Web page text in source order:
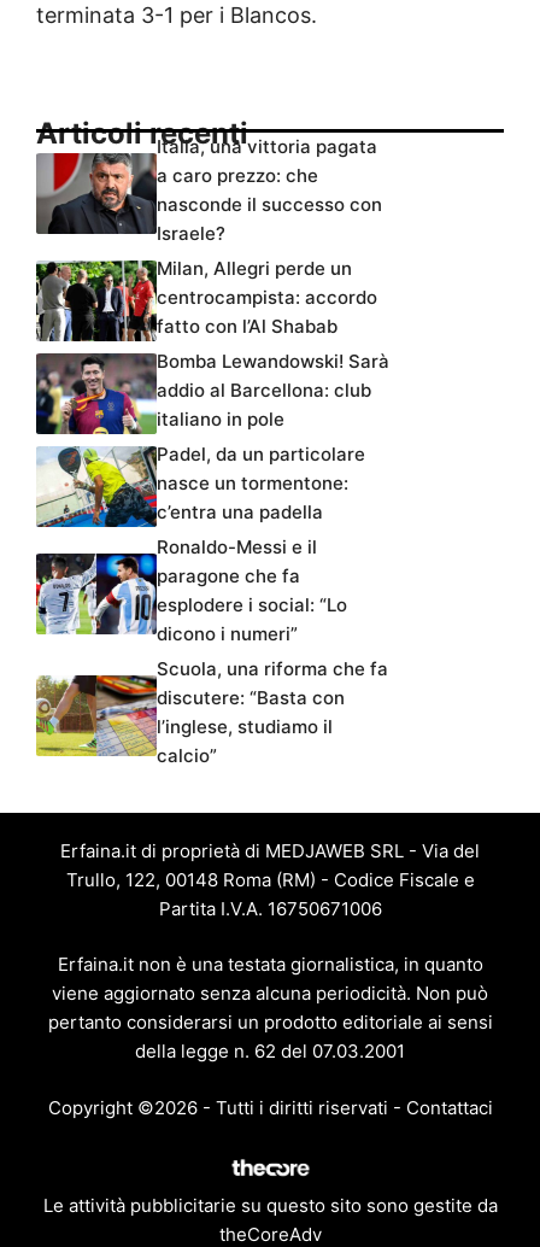
terminata 3-1 per i Blancos.
Articoli recentiItalia, una vittoria pagata
a caro prezzo: che
nasconde il successo con
Israele?
Milan, Allegri perde un
centrocampista: accordo
fatto con l’Al Shabab
Bomba Lewandowski! Sarà
addio al Barcellona: club
italiano in pole
Padel, da un particolare
nasce un tormentone:
c’entra una padella
Ronaldo-Messi e il
paragone che fa
esplodere i social: “Lo
dicono i numeri”
Scuola, una riforma che fa
discutere: “Basta con
l’inglese, studiamo il
calcio”
Erfaina.it di proprietà di MEDJAWEB SRL - Via del
Trullo, 122, 00148 Roma (RM) - Codice Fiscale e
Partita I.V.A. 16750671006
Erfaina.it non è una testata giornalistica, in quanto
viene aggiornato senza alcuna periodicità. Non può
pertanto considerarsi un prodotto editoriale ai sensi
della legge n. 62 del 07.03.2001
Copyright ©2026 - Tutti i diritti riservati - Contattaci
Le attività pubblicitarie su questo sito sono gestite da
theCoreAdv